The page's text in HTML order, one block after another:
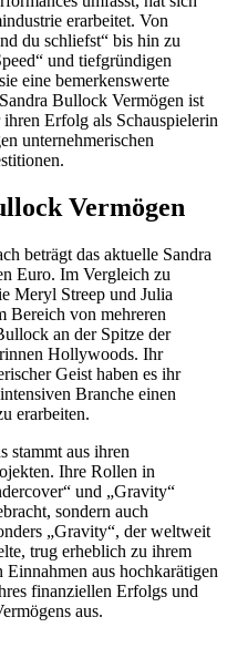
erarbeitet. Von
du schliefst“ bis hin zu
und tiefgründigen
eine bemerkenswerte
Bullock Vermögen ist
Erfolg als Schauspielerin
unternehmerischen
Vermögen
beträgt das aktuelle Sandra
Euro. Im Vergleich zu
Meryl Streep und Julia
Bereich von mehreren
an der Spitze der
Hollywoods. Ihr
Geist haben es ihr
Branche einen
erarbeiten.
stammt aus ihren
Ihre Rollen in
und „Gravity“
sondern auch
„Gravity“, der weltweit
trug erheblich zu ihrem
aus hochkarätigen
finanziellen Erfolgs und
aus.